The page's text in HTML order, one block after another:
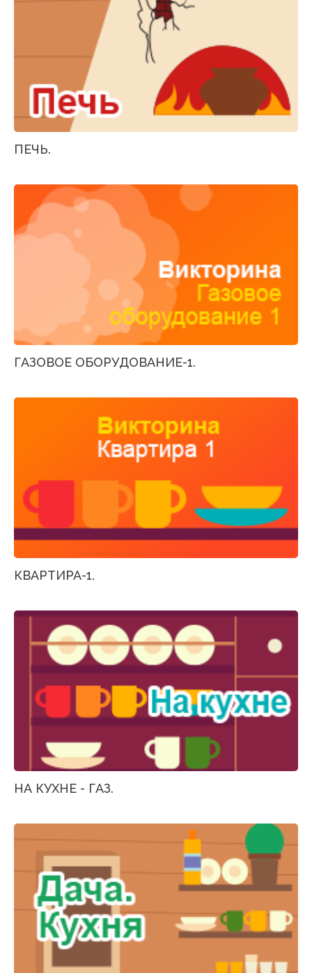
ПЕЧЬ.
ГАЗОВОЕ ОБОРУДОВАНИЕ-1.
КВАРТИРА-1.
НА КУХНЕ - ГАЗ.